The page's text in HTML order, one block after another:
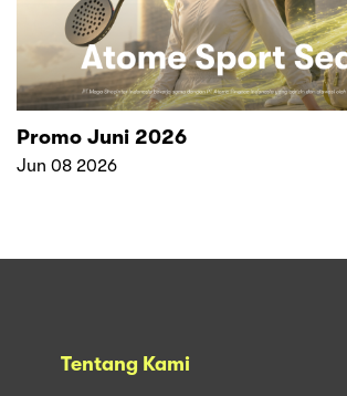
Promo Juni 2026
Jun 08 2026
Tentang Kami